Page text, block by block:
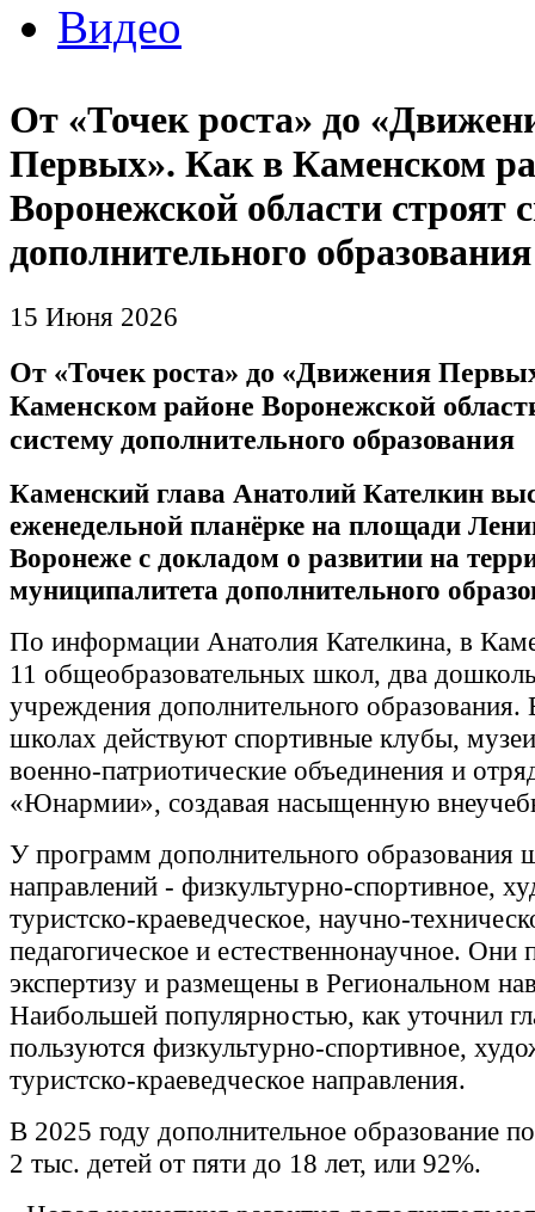
Видео
От «Точек роста» до
Первых». Как в Каменском
Воронежской области строят
дополнительного образования
15 Июня 2026
От «Точек роста» до «Движения
Каменском районе Воронежской
систему дополнительного образования
Каменский глава Анатолий Кателкин
еженедельной планёрке на площади
Воронеже с докладом о развитии на
муниципалитета дополнительного
По информации Анатолия Кателкина, в
11 общеобразовательных школ, два
учреждения дополнительного образования.
школах действуют спортивные клубы,
военно-патриотические объединения и
«Юнармии», создавая насыщенную
У программ дополнительного образования
направлений - физкультурно-спортивное,
туристско-краеведческое, научно-
педагогическое и естественнонаучное. Они
экспертизу и размещены в Региональном
Наибольшей популярностью, как уточнил
пользуются физкультурно-спортивное,
туристско-краеведческое направления.
В 2025 году дополнительное образование
2 тыс. детей от пяти до 18 лет, или 92%.